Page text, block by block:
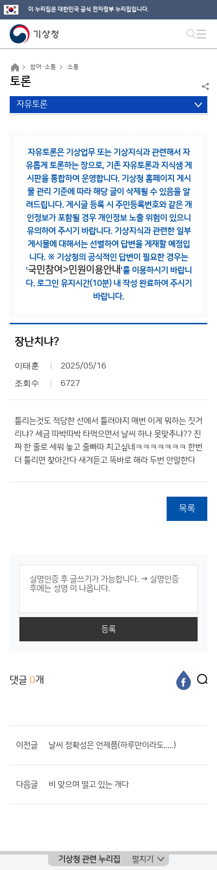
이 누리집은 대한민국 공식 전자정부 누리집입니다.
참여·소통 소통
토론
자유토론
자유토론은 기상업무 또는 기상지식과 관련해서 자
유롭게 토론하는 장으로, 기존 자유토론과 지식샘 게
시판을 통합하여 운영합니다. 기상청 홈페이지 게시
물 관리 기준에 따라 해당 글이 삭제될 수 있음을 알
려드립니다. 게시글 등록 시 주민등록번호와 같은 개
인정보가 포함될 경우 개인정보 노출 위험이 있으니
유의하여 주시기 바랍니다. 기상지식과 관련한 일부
게시물에 대해서는 선별하여 답변을 게재할 예정입
니다. ※ 기상청의 공식적인 답변이 필요한 경우는
'국민참여>민원이용안내 '를 이용하시기 바랍니
다. 로그인 유지시간(10분) 내 작성 완료하여 주시기
바랍니다.
장난치냐?
이태훈 2025/05/16
조회수 6727
틀리는것도 적당한 선에서 틀려야지 매번 이게 뭐하는 짓거
리냐? 세금 따박따박 타먹으면서 날씨 하나 못맞추냐?? 진
짜 한 줄로 세워 놓고 줄빠따 치고싶네ㅋㅋㅋㅋㅋㅋㅋ 한번
더 틀리면 찾아간다 새겨듣고 똑바로 해라 두번 안말한다
목록
등록
댓글 0개
이전글 날씨 정확성은 언제쯤(하루만이라도.....)
다음글 비 맞으며 떨고 있는 개다
기상청 관련 누리집 펼치기